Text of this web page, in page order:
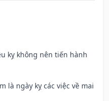
kỵ không nên tiến hành
là ngày kỵ các việc về mai